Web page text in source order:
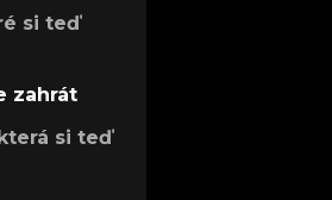
si teď
zahrát
si teď